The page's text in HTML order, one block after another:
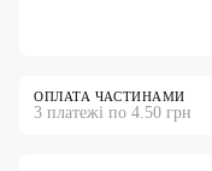
ОПЛАТА ЧАСТИНАМИ
3 платежі по 4.50 грн